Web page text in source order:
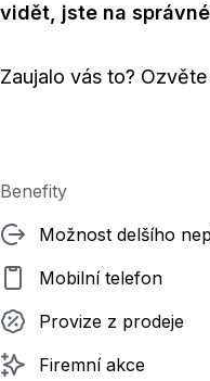
vidět, jste na
Zaujalo vás to?
Benefity
Možnost delšího
Mobilní telefon
Provize z prodeje
Firemní akce